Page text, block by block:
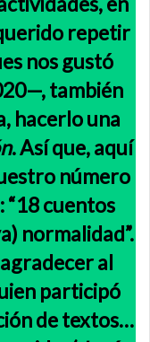
repetir
nos gustó
también
hacerlo una
. Así que, aquí
número
“18 cuentos
normalidad”.
al
participó
de textos…